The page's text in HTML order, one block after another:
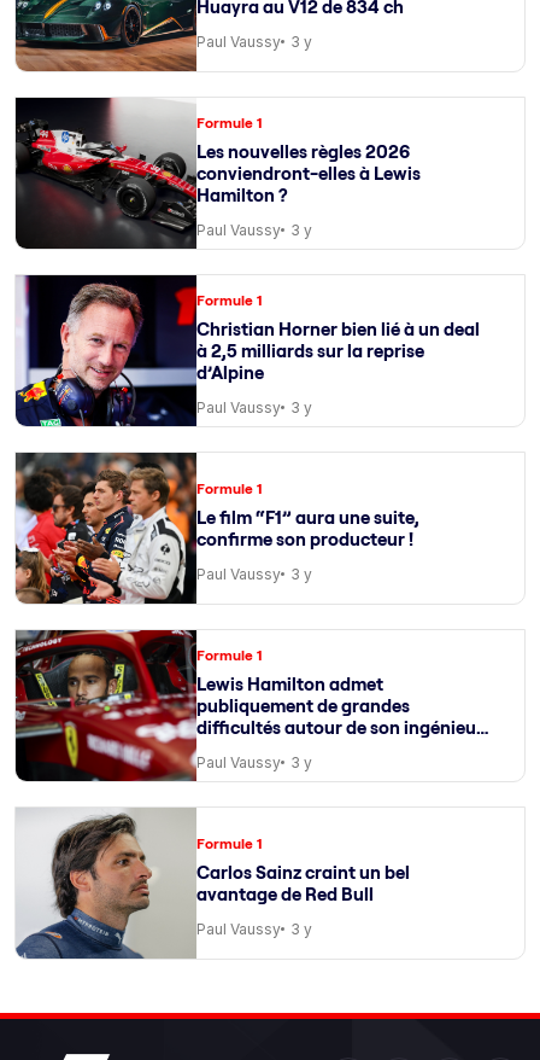
Huayra au V12 de 834 ch
Paul Vaussy 3 y
Formule 1
Les nouvelles règles 2026
conviendront-elles à Lewis
Hamilton ?
Paul Vaussy 3 y
Formule 1
Christian Horner bien lié à un deal
à 2,5 milliards sur la reprise
d’Alpine
Paul Vaussy 3 y
Formule 1
Le film “F1” aura une suite,
confirme son producteur !
Paul Vaussy 3 y
Formule 1
Lewis Hamilton admet
publiquement de grandes
difficultés autour de son ingénieur
Paul Vaussy 3 y
Formule 1
Carlos Sainz craint un bel
avantage de Red Bull
Paul Vaussy 3 y